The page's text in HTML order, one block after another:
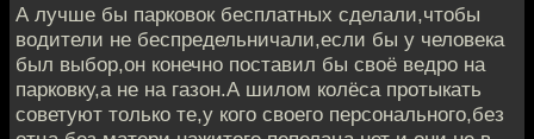
А лучше бы парковок бесплатных сделали,чтобы
водители не беспредельничали,если бы у человека
был выбор,он конечно поставил бы своё ведро на
парковку,а не на газон.А шилом колёса протыкать
советуют только те,у кого своего персонального,без